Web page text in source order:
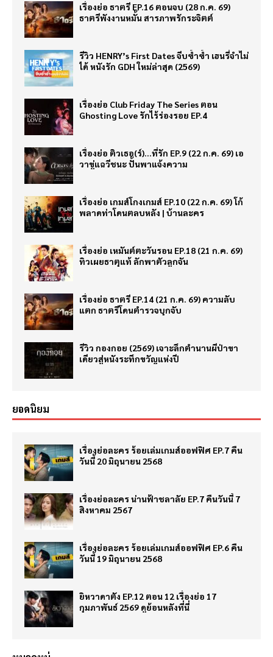
เรื่องย่อ ธาตรี EP.16 ตอนจบ (28 ก.ค. 69)
ธาตรีพังงานหมั้น สารภาพรักระจิตต์
รีวิว HENRY’s First Dates จีบซ้ำซ้ำ เฮนรี่จำไม่
ได้ หนังรัก GDH ใหม่ล่าสุด (2569)
เรื่องย่อ Club Friday The Series ตอน
Ghosting Love รักไร้ร่องรอย EP.4
เรื่องย่อ ติวเธอ(ร์)…ที่รัก EP.9 (22 ก.ค. 69) เอ
วาขู่แฉวีชนะ ปั้นพาแจ้งความ
เรื่องย่อ เกมส์โกงเกมส์ EP.10 (22 ก.ค. 69) โก้
พลาดท่าโดนตลบหลัง | บ้านละคร
เรื่องย่อ เหมันต์ตะวันรอน EP.18 (21 ก.ค. 69)
ทิวเผยธาตุแท้ ลักพาตัวลูกจัน
เรื่องย่อ ธาตรี EP.14 (21 ก.ค. 69) ความลับ
แตก ธาตรีโดนตำรวจบุกจับ
รีวิว กองกอย (2569) เจาะลึกตำนานผีป่าขา
เดียวสู่หนังระทึกขวัญแห่งปี
ยอดนิยม
เรื่องย่อละคร ร้อยเล่มเกมส์ออฟฟิศ EP.7 คืน
วันนี้ 20 มิถุนายน 2568
เรื่องย่อละคร น่านฟ้าชลาลัย EP.7 คืนวันนี้ 7
สิงหาคม 2567
เรื่องย่อละคร ร้อยเล่มเกมส์ออฟฟิศ EP.6 คืน
วันนี้ 19 มิถุนายน 2568
ยิหวาดาตัง EP.12 ตอน 12 เรื่องย่อ 17
กุมภาพันธ์ 2569 ดูย้อนหลังที่นี่